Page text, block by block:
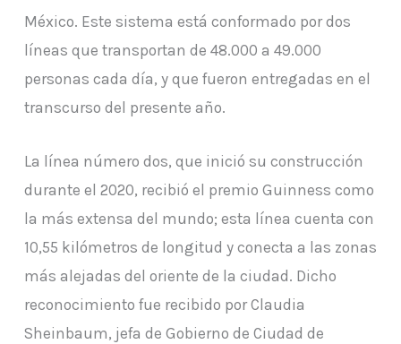
México. Este sistema está conformado por dos
líneas que transportan de 48.000 a 49.000
personas cada día, y que fueron entregadas en el
transcurso del presente año.
La línea número dos, que inició su construcción
durante el 2020, recibió el premio Guinness como
la más extensa del mundo; esta línea cuenta con
10,55 kilómetros de longitud y conecta a las zonas
más alejadas del oriente de la ciudad. Dicho
reconocimiento fue recibido por Claudia
Sheinbaum, jefa de Gobierno de Ciudad de